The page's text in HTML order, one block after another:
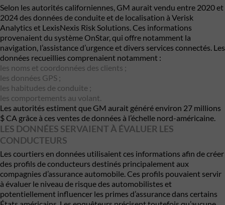
Selon les autorités californiennes, GM aurait vendu entre 2020 et
2024 des données de conduite et de localisation à Verisk
Analytics et LexisNexis Risk Solutions. Ces informations
provenaient du système OnStar, qui offre notamment la
navigation, l’assistance d’urgence et divers services connectés. Les
données recueillies comprenaient notamment :
les noms et coordonnées des clients ;
les données GPS ;
les habitudes de conduite ;
les comportements au volant.
Les autorités estiment que GM aurait généré environ 27 millions
$ CA grâce à ces ventes de données à l’échelle nord-américaine.
LES DONNÉES SERVAIENT À ÉVALUER LES
CONDUCTEURS
Les courtiers en données utilisaient ces informations afin de créer
des profils de conducteurs destinés principalement aux
compagnies d’assurance automobile. Ces profils pouvaient servir
à évaluer le niveau de risque des automobilistes et
potentiellement influencer les primes d’assurance dans certains